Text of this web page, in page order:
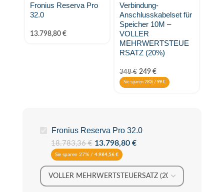
Fronius Reserva Pro
32.0
13.798,80 €
Verbindung-
Anschlusskabelset für
Speicher 10M –
VOLLER
MEHRWERTSTEUE
RSATZ (20%)
348€ 249 €
Sie sparen 28% / 99 €
Fronius Reserva Pro 32.0
18.783,36€ 13.798,80 €
Sie sparen 27% / 4.984,56 €